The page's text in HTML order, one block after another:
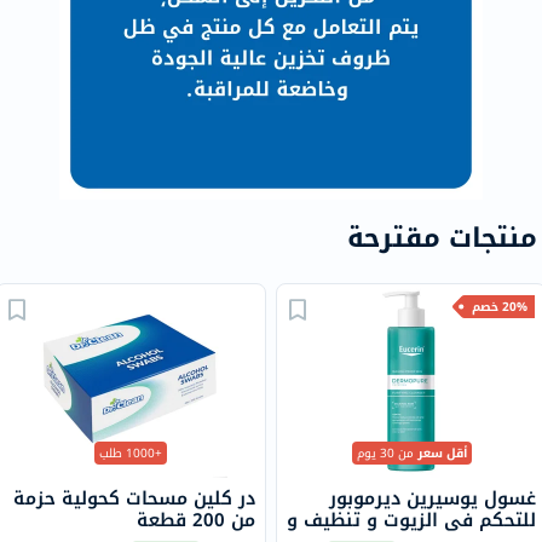
منتجات مقترحة
20% خصم
أقل سعرمن 30 يوم
غسول يوسيرين ديرموبور
للتحكم في الزيوت و تنظيف و
+1000 طلب
در كلين مسحات كحولية حزمة
من 200 قطعة